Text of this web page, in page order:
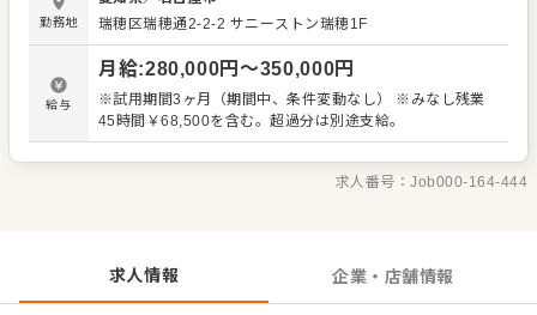
【具体的には…】 ・ホール、キッチンの全体管理 ・予約管
理、電話対応 ・接客、サービス全般 ・売上管理、在庫管理
・スタッフの育成やマネジメント、シフト管理 など 入社
後はスキルに合わせた業務からお任せしますので、徐々に
仕事の幅を広げていきましょう。成長をしっかりサポート
しますので、経験に関わらず安心してスタートできる環境
勤務地
瑞穂区瑞穂通2-2-2 サニーストン瑞穂1F
給与
月給:280,000円〜350,000円
※試用期間3ヶ月（期間中、条件変動なし） ※みなし残業
45時間￥68,500を含む。超過分は別途支給。
求人番号：Job000-164-444
求人情報 企業・店舗情報